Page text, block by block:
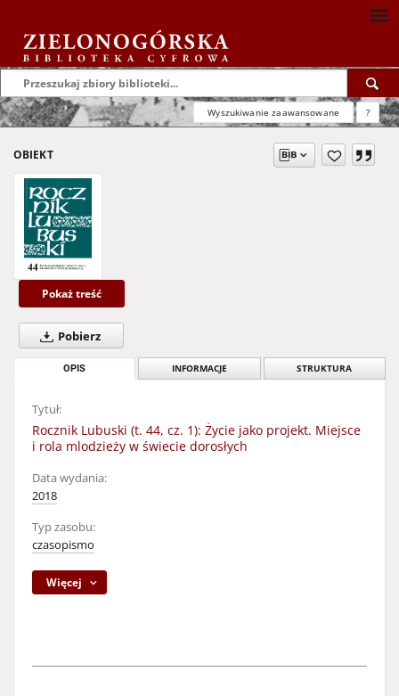
Wyszukiwanie zaawansowane ?
OBIEKT
Pokaż treść
Pobierz
OPIS INFORMACJE STRUKTURA
Tytuł:
Rocznik Lubuski (t. 44, cz. 1): Życie jako projekt. Miejsce
i rola mlodzieży w świecie dorosłych
Data wydania:
2018
Typ zasobu:
czasopismo
Więcej